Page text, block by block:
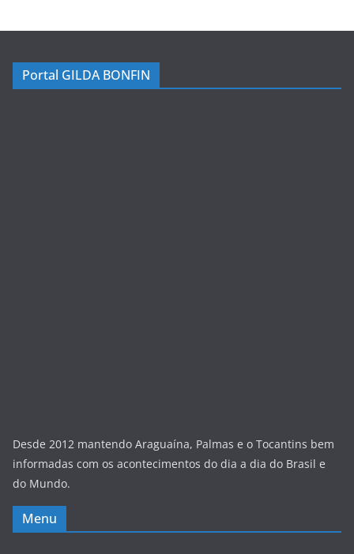
Portal GILDA BONFIN
Desde 2012 mantendo Araguaína, Palmas e o Tocantins bem
informadas com os acontecimentos do dia a dia do Brasil e
do Mundo.
Menu